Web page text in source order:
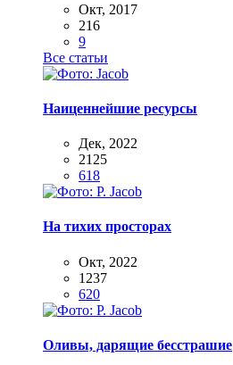
Окт, 2017
216
9
Все статьи
Наиценнейшие ресурсы
Дек, 2022
2125
618
На тихих просторах
Окт, 2022
1237
620
Оливы, дарящие бесстрашие